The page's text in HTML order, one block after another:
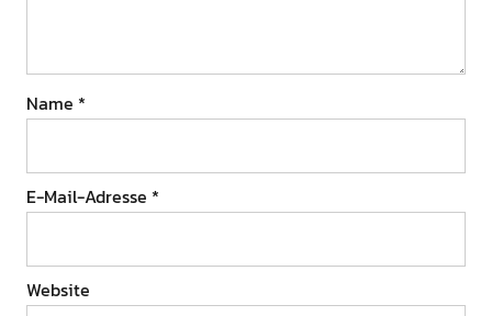
Name *
E-Mail-Adresse *
Website